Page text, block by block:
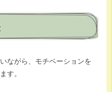
ながら、モチベーションを
す。